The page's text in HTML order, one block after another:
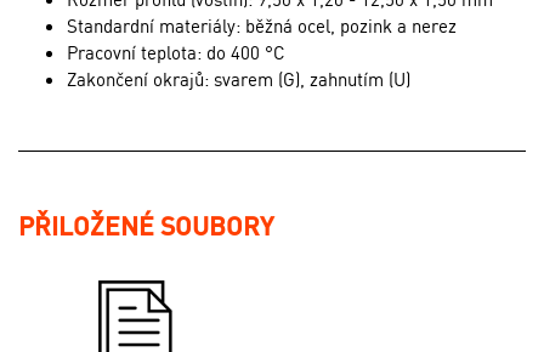
Standardní materiály: běžná ocel, pozink a nerez
Pracovní teplota: do 400 °C
Zakončení okrajů: svarem (G), zahnutím (U)
PŘILOŽENÉ SOUBORY